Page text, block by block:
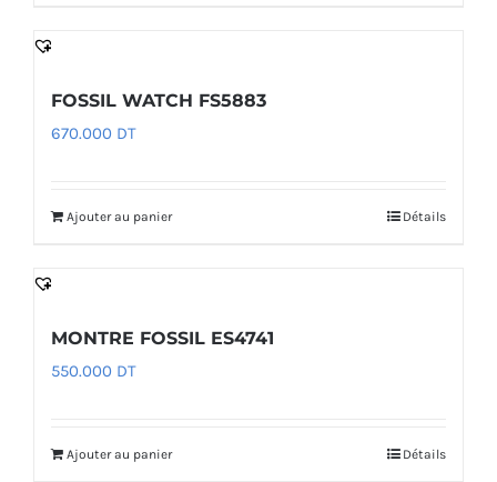
FOSSIL WATCH FS5883
670.000 DT
Ajouter au panier Détails
MONTRE FOSSIL ES4741
550.000 DT
Ajouter au panier Détails